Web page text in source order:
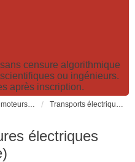
censure algorithmique
ou ingénieurs.
après inscription.
Transports, moteurs et pollution : nouveaux moteurs, transports électriques et innovations technologiques Transports électriques: voitures, vélos, transports collectifs, avions...
électriques